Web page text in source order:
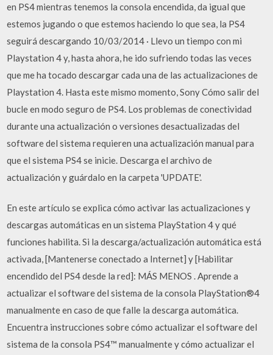
en PS4 mientras tenemos la consola encendida, da igual que
estemos jugando o que estemos haciendo lo que sea, la PS4
seguirá descargando 10/03/2014 · Llevo un tiempo con mi
Playstation 4 y, hasta ahora, he ido sufriendo todas las veces
que me ha tocado descargar cada una de las actualizaciones de
Playstation 4. Hasta este mismo momento, Sony Cómo salir del
bucle en modo seguro de PS4. Los problemas de conectividad
durante una actualización o versiones desactualizadas del
software del sistema requieren una actualización manual para
que el sistema PS4 se inicie. Descarga el archivo de
actualización y guárdalo en la carpeta 'UPDATE'.
En este artículo se explica cómo activar las actualizaciones y
descargas automáticas en un sistema PlayStation 4 y qué
funciones habilita. Si la descarga/actualización automática está
activada, [Mantenerse conectado a Internet] y [Habilitar
encendido del PS4 desde la red]: MÁS MENOS . Aprende a
actualizar el software del sistema de la consola PlayStation®4
manualmente en caso de que falle la descarga automática.
Encuentra instrucciones sobre cómo actualizar el software del
sistema de la consola PS4™ manualmente y cómo actualizar el